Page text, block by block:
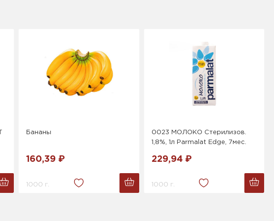
Бананы
160,39 ₽
1000 г.
0023 МОЛОКО Стерилизов.
1,8%, 1л Parmalat Edge, 7мес.
229,94 ₽
1000 г.